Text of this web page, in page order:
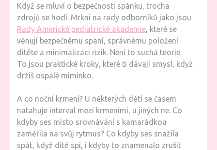
Když se mluví o bezpečnosti spánku, trocha
zdrojů se hodí. Mrkni na rady odborníků jako jsou
Rady Americké pediatrické akademie, které se
věnují bezpečnému spaní, správnému položení
dítěte a minimalizaci rizik. Není to suchá teorie.
To jsou praktické kroky, které ti dávají smysl, když
držíš ospalé miminko.
A co noční krmení? U některých dětí se časem
natahuje interval mezi krmeními, u jiných ne. Co
kdyby ses místo srovnávání s kamarádkou
zaměřila na svůj rytmus? Co kdyby ses snažila
spát, když dítě spí, i kdyby to znamenalo zrušit